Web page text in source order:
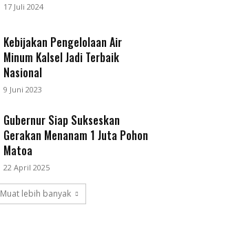
17 Juli 2024
Kebijakan Pengelolaan Air
Minum Kalsel Jadi Terbaik
Nasional
9 Juni 2023
Gubernur Siap Sukseskan
Gerakan Menanam 1 Juta Pohon
Matoa
22 April 2025
Muat lebih banyak